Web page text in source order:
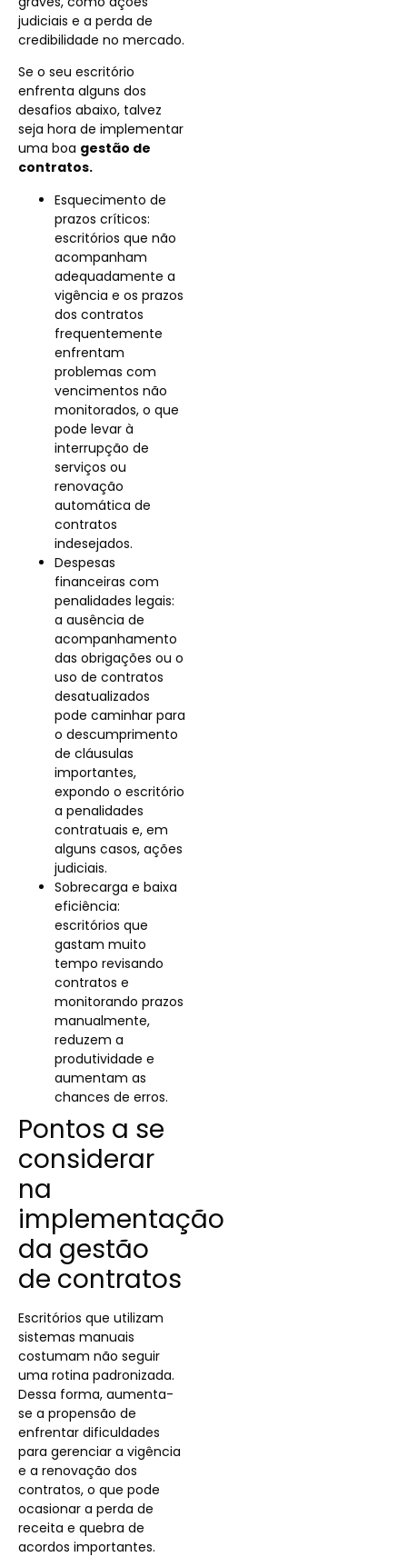
judiciais e a perda de
credibilidade no mercado.
Se o seu escritório
enfrenta alguns dos
desafios abaixo, talvez
seja hora de implementar
uma boa gestão de
contratos.
Esquecimento de
prazos críticos:
escritórios que não
acompanham
adequadamente a
vigência e os prazos
dos contratos
frequentemente
enfrentam
problemas com
vencimentos não
monitorados, o que
pode levar à
interrupção de
serviços ou
renovação
automática de
contratos
indesejados.
Despesas
financeiras com
penalidades legais:
a ausência de
acompanhamento
das obrigações ou o
uso de contratos
desatualizados
pode caminhar para
o descumprimento
de cláusulas
importantes,
expondo o escritório
a penalidades
contratuais e, em
alguns casos, ações
judiciais.
Sobrecarga e baixa
eficiência:
escritórios que
gastam muito
tempo revisando
contratos e
monitorando prazos
manualmente,
reduzem a
produtividade e
aumentam as
chances de erros.
Pontos a se
considerar
na
implementação
da gestão
de contratos
Escritórios que utilizam
sistemas manuais
costumam não seguir
uma rotina padronizada.
Dessa forma, aumenta-
se a propensão de
enfrentar dificuldades
para gerenciar a vigência
e a renovação dos
contratos, o que pode
ocasionar a perda de
receita e quebra de
acordos importantes.